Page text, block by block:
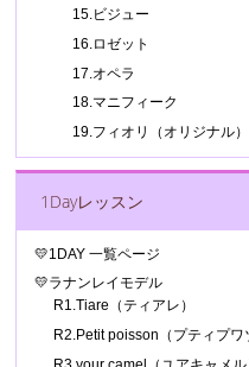
15.ビジュー
16.ロゼット
17.オペラ
18.マニフィーク
19.フィオリ（オリジナル）
1Dayレッスン
💛1DAY 一覧ページ
💛ラナンレイモデル
R1.Tiare（ティアレ）
R2.Petit poisson（プティプワ